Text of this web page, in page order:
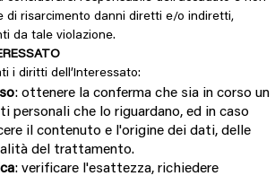
di risarcimento danni diretti e/o indiretti,
da tale violazione.
i diritti dell’Interessato:
: ottenere la conferma che sia in corso un
personali che lo riguardano, ed in caso
il contenuto e l'origine dei dati, delle
del trattamento.
: verificare l'esattezza, richiedere